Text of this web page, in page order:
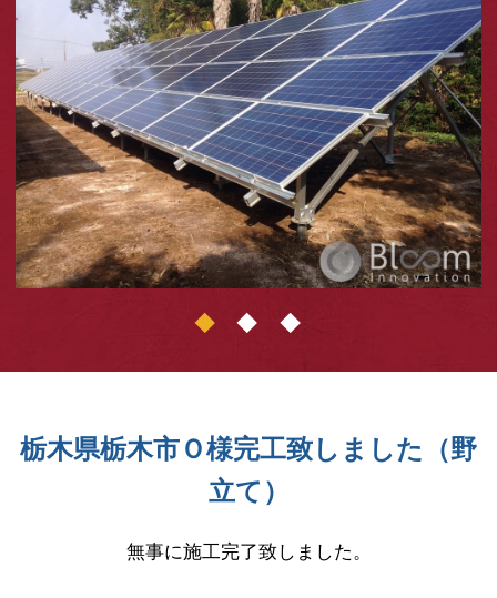
1 2 3
栃木県栃木市Ｏ様完工致しました（野
立て）
無事に施工完了致しました。